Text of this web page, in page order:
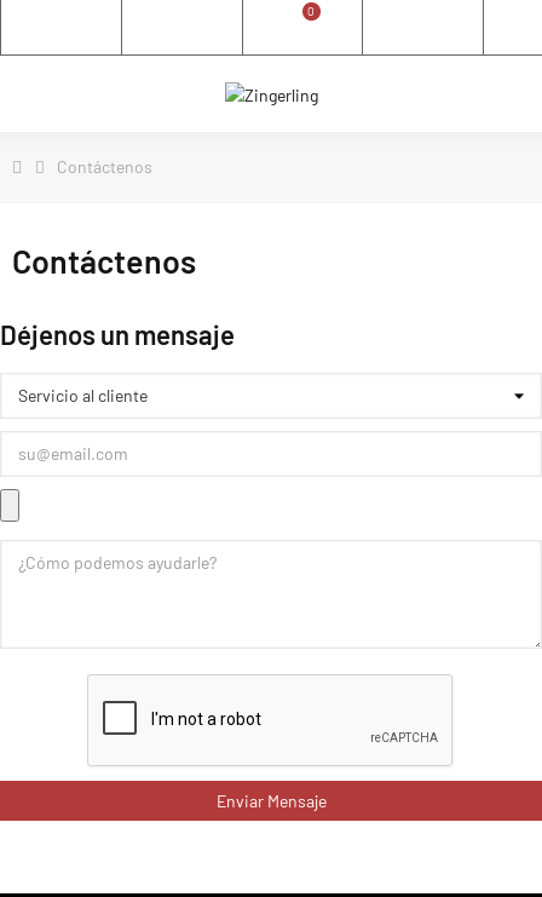
0
Contáctenos
Contáctenos
Déjenos un mensaje